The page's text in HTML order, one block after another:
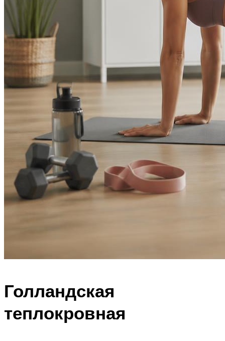
Голландская
теплокровная